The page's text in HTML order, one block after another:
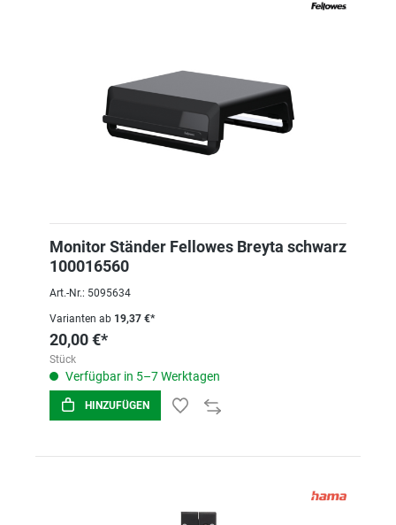
Monitor Ständer Fellowes Breyta schwarz
100016560
Art.-Nr.: 5095634
Varianten ab 19,37 €*
20,00 €*
Stück
Verfügbar in 5–7 Werktagen
HINZUFÜGEN